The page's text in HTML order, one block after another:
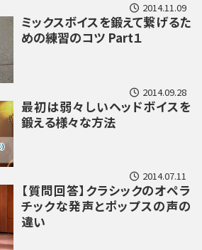
2014.11.09
ミックスボイスを鍛えて繋げるた
めの練習のコツ Part１
2014.09.28
最初は弱々しいヘッドボイスを
鍛える様々な方法
2014.07.11
【質問回答】クラシックのオペラ
チックな発声とポップスの声の
違い